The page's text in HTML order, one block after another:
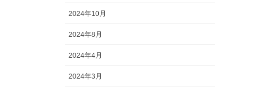
2024年10月
2024年8月
2024年4月
2024年3月